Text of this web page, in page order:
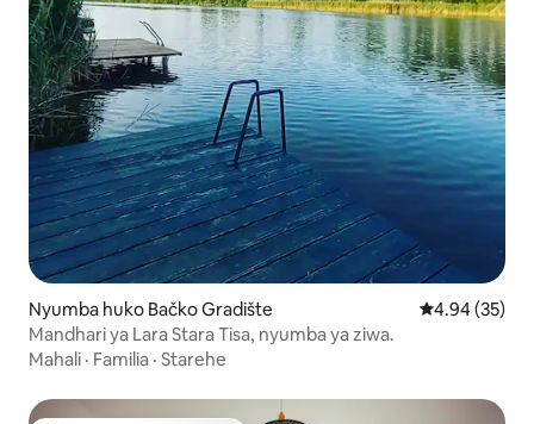
Nyumba huko Bačko Gradište Ukadiriaji wa
4.94 (35)
Mandhari ya Lara Stara Tisa, nyumba ya ziwa.
Mahali · Familia · Starehe